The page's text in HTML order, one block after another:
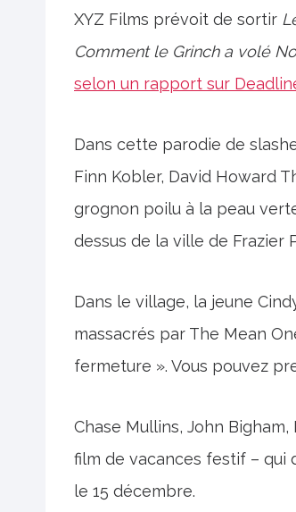
XYZ Films prévoit de sortir
Comment le Grinch a volé
selon un rapport sur
Dans cette parodie de
Finn Kobler, David Howard
grognon poilu à la peau
dessus de la ville de Frazier
Dans le village, la jeune
massacrés par The Mean
fermeture ». Vous pouvez
Chase Mullins, John
film de vacances festif – qui
le 15 décembre.